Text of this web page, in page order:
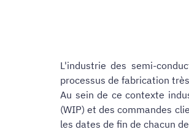
L'industrie des semi-
processus de fabrication
Au sein de ce contexte
(WIP) et des commandes
les dates de fin de chacun